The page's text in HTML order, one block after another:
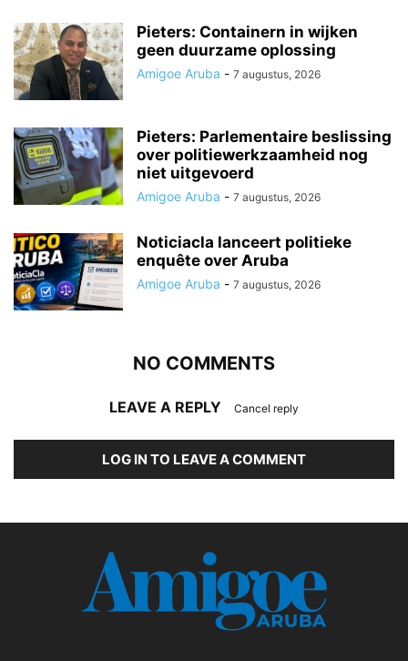
Pieters: Containern in wijken
geen duurzame oplossing
Amigoe Aruba - 7 augustus, 2026
Pieters: Parlementaire beslissing
over politiewerkzaamheid nog
niet uitgevoerd
Amigoe Aruba - 7 augustus, 2026
Noticiacla lanceert politieke
enquête over Aruba
Amigoe Aruba - 7 augustus, 2026
NO COMMENTS
LEAVE A REPLY Cancel reply
LOG IN TO LEAVE A COMMENT